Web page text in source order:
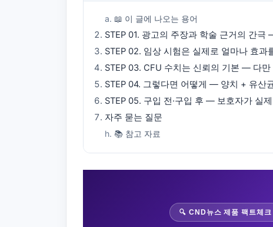
📖 이 글에 나오는 용어
STEP 01. 광고의 주장과 학술 근거의 간극
STEP 02. 임상 시험은 실제로 얼마나 효과
STEP 03. CFU 수치는 신뢰의 기본 — 다
STEP 04. 그렇다면 어떻게 — 양치 + 유산
STEP 05. 구입 전·구입 후 — 보호자가 실
자주 묻는 질문
📚 참고 자료
🔍 CND뉴스 제품 팩트체크